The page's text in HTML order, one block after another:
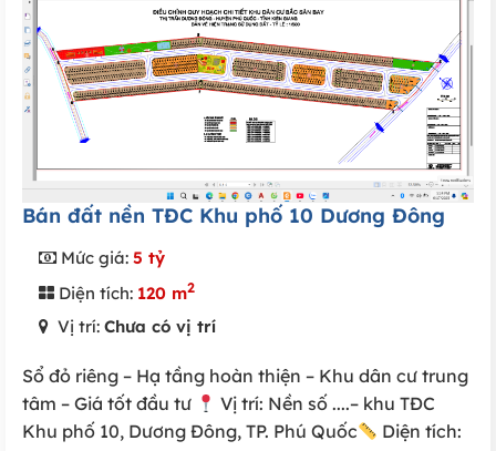
Bán đất nền TĐC Khu phố 10 Dương Đông
Mức giá: 5 tỷ
Diện tích: 120 m2
Vị trí: Chưa có vị trí
Sổ đỏ riêng – Hạ tầng hoàn thiện – Khu dân cư trung
tâm – Giá tốt đầu tư
Vị trí: Nền số ....– khu TĐC
Khu phố 10, Dương Đông, TP. Phú Quốc
Diện tích: